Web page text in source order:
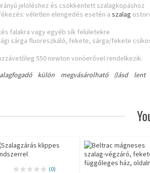
jelöléshez és csökkentett szalagkopáshoz
véletlen elengedés esetén a szalag
falakra vagy egyéb sík felületekre
sárga fluoreszkáló, fekete, sárga/fekete
550 newton vonóerővel rendelkezik.
külön megvásárolható (lásd lent
(0)